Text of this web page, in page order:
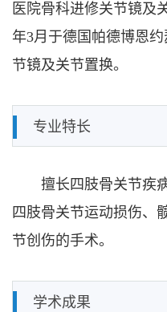
医院骨科进修关节镜及
年3月于德国帕德博恩
节镜及关节置换。
专业特长
擅长四肢骨关节疾
四肢骨关节运动损伤、
节创伤的手术。
学术成果